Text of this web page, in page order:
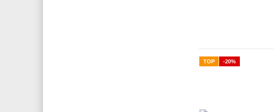
TOP -20%